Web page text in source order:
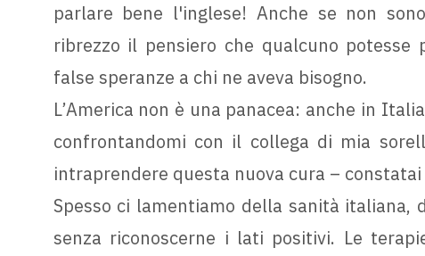
parlare bene l'inglese! Anche se non
ribrezzo il pensiero che qualcuno potesse
false speranze a chi ne aveva bisogno.
L’America non è una panacea: anche in
confrontandomi con il collega di mia
intraprendere questa nuova cura –
Spesso ci lamentiamo della sanità italiana,
senza riconoscerne i lati positivi. Le